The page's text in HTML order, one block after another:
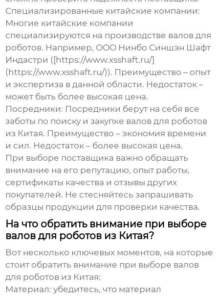
Специализированные китайские компании:
Многие китайские компании
специализируются на производстве валов для
роботов. Например, ООО Нинбо Синшэн Шафт
Индастри ([https://www.xsshaft.ru/]
(https://www.xsshaft.ru/)). Преимущество – опыт
и экспертиза в данной области. Недостаток –
может быть более высокая цена.
Посредники: Посредники берут на себя все
заботы по поиску и закупке валов для роботов
из Китая. Преимущество – экономия времени
и сил. Недостаток – более высокая цена.
При выборе поставщика важно обращать
внимание на его репутацию, опыт работы,
сертификаты качества и отзывы других
покупателей. Не стесняйтесь запрашивать
образцы продукции для проверки качества.
На что обратить внимание при выборе
валов для роботов из Китая?
Вот несколько ключевых моментов, на которые
стоит обратить внимание при выборе валов
для роботов из Китая:
Материал: убедитесь, что материал